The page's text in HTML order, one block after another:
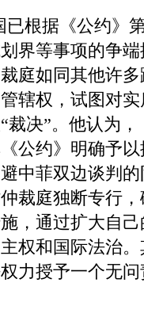
根据《公约》
界等事项的争
庭如同其他许
辖权，试图对
裁决”。他认为
公约》明确予
中菲双边谈判
裁庭独断专行
，通过扩大自
权和国际法治
力授予一个无